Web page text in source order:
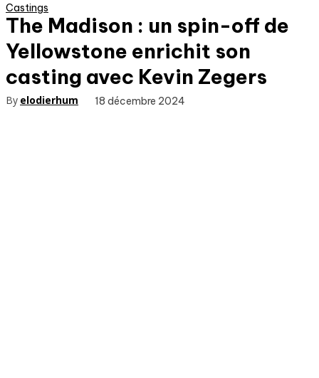
Castings
The Madison : un spin-off de
Yellowstone enrichit son
casting avec Kevin Zegers
By elodierhum 18 décembre 2024